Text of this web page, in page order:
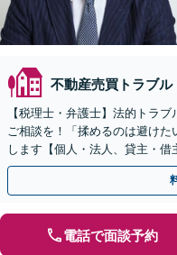
不動産売買トラブル
【税理士・弁護士】法的トラ
ご相談を！「揉めるのは避けた
します【個人・法人、貸主・
借家・不動産売買など【Google
電話で面談予約